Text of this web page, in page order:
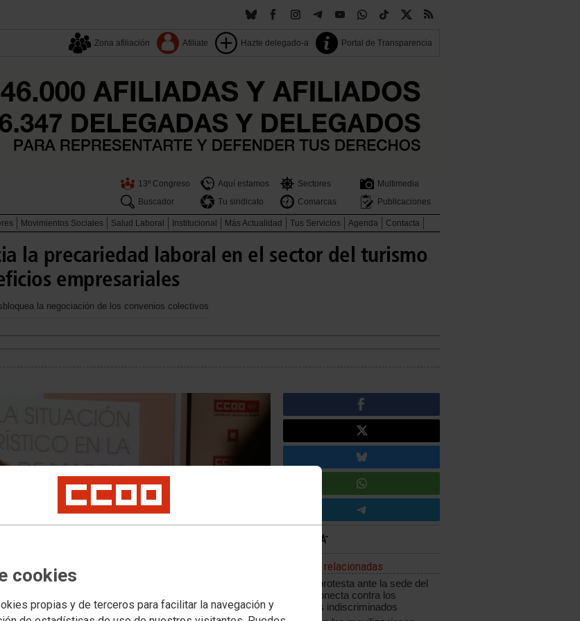
cookies
propias y de terceros para facilitar la navegación y
Zona afiliación Afiliate Hazte delegado-a Portal de Transparencia
13º Congreso Aquí estamos Sectores
Multimedia
Buscador
Tu sindicato Comarcas Publicaciones
Movimientos Sociales Salud Laboral Institucional Más Actualidad Tus Servicios Agenda Contacta
la precariedad laboral en el sector del turismo
empresariales
la negociación de los convenios colectivos
Noticias relacionadas
CCOO protesta ante la sede del
grupo Konecta contra los
despidos indiscriminados